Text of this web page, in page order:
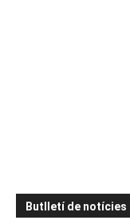
Butlletí de notícies